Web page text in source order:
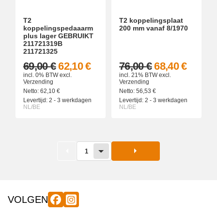
T2
koppelingspedaaarm
plus lager GEBRUIKT
211721319B
211721325
62,10 €
69,00 €
incl. 0% BTWexcl.
Verzending
Netto: 62,10 €
Levertijd: 2 - 3 werkdagen
NL/BE
T2 koppelingsplaat
200 mm vanaf 8/1970
68,40 €
76,00 €
incl. 21% BTWexcl.
Verzending
Netto: 56,53 €
Levertijd: 2 - 3 werkdagen
NL/BE
1
VOLGEN